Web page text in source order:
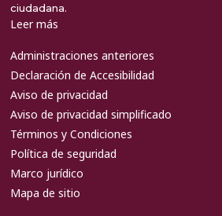
ciudadana.
Leer más
Administraciones anteriores
Declaración de Accesibilidad
Aviso de privacidad
Aviso de privacidad simplificado
Términos y Condiciones
Política de seguridad
Marco jurídico
Mapa de sitio